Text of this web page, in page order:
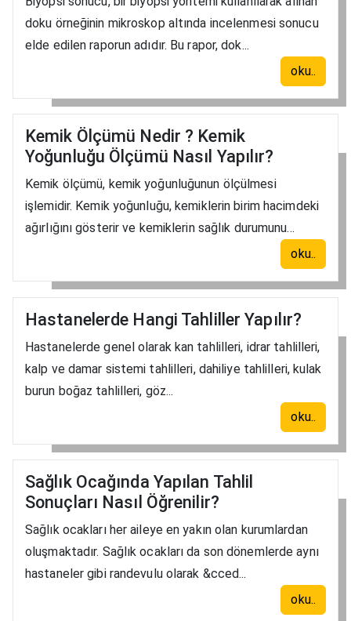
doku örneğinin mikroskop altında incelenmesi sonucu
elde edilen raporun adıdır. Bu rapor, dok...
oku..
Kemik Ölçümü Nedir ? Kemik
Yoğunluğu Ölçümü Nasıl Yapılır?
Kemik ölçümü, kemik yoğunluğunun ölçülmesi
işlemidir. Kemik yoğunluğu, kemiklerin birim hacimdeki
ağırlığını gösterir ve kemiklerin sağlık durumunu...
oku..
Hastanelerde Hangi Tahliller Yapılır?
Hastanelerde genel olarak kan tahlilleri, idrar tahlilleri,
kalp ve damar sistemi tahlilleri, dahiliye tahlilleri, kulak
burun boğaz tahlilleri, göz...
oku..
Sağlık Ocağında Yapılan Tahlil
Sonuçları Nasıl Öğrenilir?
Sağlık ocakları her aileye en yakın olan kurumlardan
oluşmaktadır. Sağlık ocakları da son dönemlerde aynı
hastaneler gibi randevulu olarak &cced...
oku..